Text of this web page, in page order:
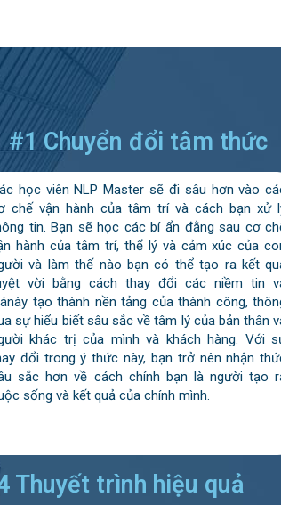
#1 Chuyển đổi tâm thức
học viên NLP Master sẽ đi sâu hơn vào
chế vận hành của tâm trí và cách bạn xử
tin. Bạn sẽ học các bí ẩn đằng sau cơ
hành của tâm trí, thể lý và cảm xúc của
và làm thế nào bạn có thể tạo ra kết
vời bằng cách thay đổi các niềm tin
tạo thành nền tảng của thành công,
sự hiểu biết sâu sắc về tâm lý của bản thân
khác trị của mình và khách hàng. Với
đổi trong ý thức này, bạn trở nên nhận
sắc hơn về cách chính bạn là người tạo
sống và kết quả của chính mình.
Thuyết trình hiệu quả